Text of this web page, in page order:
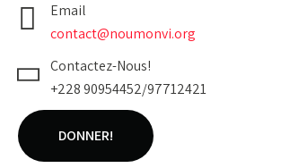
Email
contact@noumonvi.org
Contactez-Nous!
+228 90954452/97712421
DONNER!